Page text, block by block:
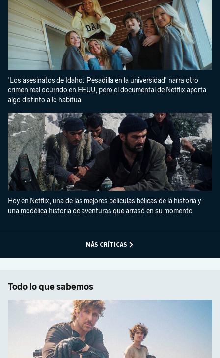
'Los asesinatos de Idaho: Pesadilla en la universidad' narra otro
crimen real ocurrido en EEUU, pero el documental de Netflix aporta
algo distinto a lo habitual
Hoy en Netflix, una de las mejores películas bélicas de la historia y
una modélica historia de aventuras que arrasó en su momento
MÁS CRÍTICAS
Todo lo que sabemos